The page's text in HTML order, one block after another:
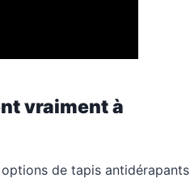
vraiment à
de tapis antidérapants